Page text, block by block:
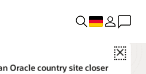
Close
Oracle country site closer